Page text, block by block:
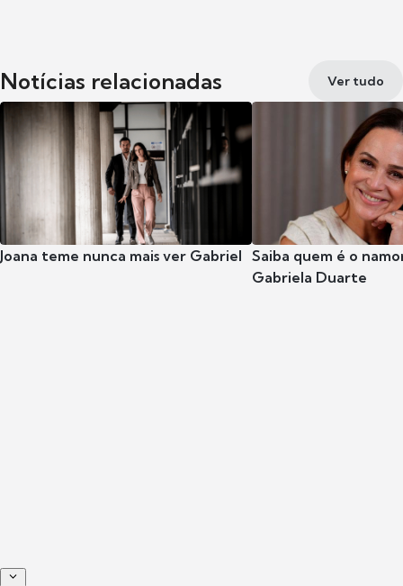
Notícias relacionadas Ver tudo
Joana teme nunca mais ver Gabriel Saiba quem é o
Gabriela Duarte